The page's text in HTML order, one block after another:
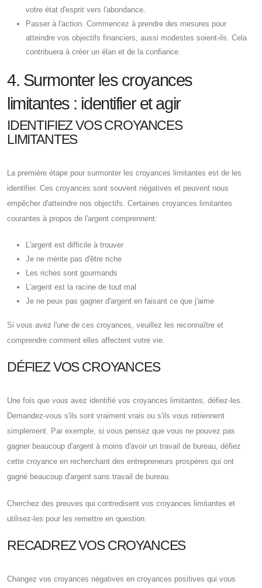
votre état d'esprit vers l'abondance.
Passer à l'action. Commencez à prendre des mesures pour
atteindre vos objectifs financiers, aussi modestes soient-ils. Cela
contribuera à créer un élan et de la confiance.
4. Surmonter les croyances
limitantes : identifier et agir
IDENTIFIEZ VOS CROYANCES
LIMITANTES
La première étape pour surmonter les croyances limitantes est de les
identifier. Ces croyances sont souvent négatives et peuvent nous
empêcher d'atteindre nos objectifs. Certaines croyances limitantes
courantes à propos de l'argent comprennent:
L'argent est difficile à trouver
Je ne mérite pas d'être riche
Les riches sont gourmands
L'argent est la racine de tout mal
Je ne peux pas gagner d'argent en faisant ce que j'aime
Si vous avez l'une de ces croyances, veuillez les reconnaître et
comprendre comment elles affectent votre vie.
DÉFIEZ VOS CROYANCES
Une fois que vous avez identifié vos croyances limitantes, défiez-les.
Demandez-vous s'ils sont vraiment vrais ou s'ils vous retiennent
simplement. Par exemple, si vous pensez que vous ne pouvez pas
gagner beaucoup d'argent à moins d'avoir un travail de bureau, défiez
cette croyance en recherchant des entrepreneurs prospères qui ont
gagné beaucoup d'argent sans travail de bureau.
Cherchez des preuves qui contredisent vos croyances limitantes et
utilisez-les pour les remettre en question.
RECADREZ VOS CROYANCES
Changez vos croyances négatives en croyances positives qui vous